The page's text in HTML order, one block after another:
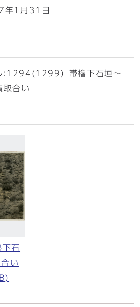
年1月31日
:1294(1299)_帯櫓下石垣～
取合い
石
い